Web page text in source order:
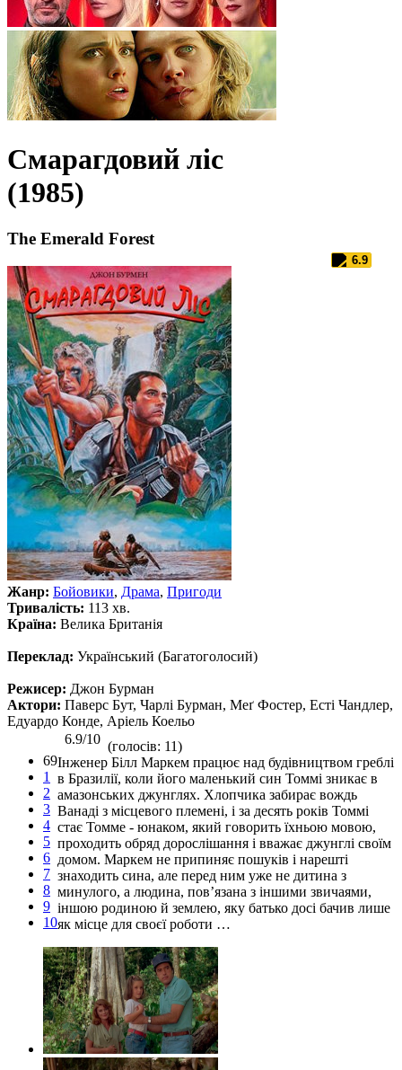
Смарагдовий ліс
(1985)
The Emerald Forest
6.9
Жанр: Бойовики, Драма, Пригоди
Тривалість: 113 хв.
Країна: Велика Британія
Переклад: Український (Багатоголосий)
Режисер: Джон Бурман
Актори: Паверс Бут, Чарлі Бурман, Меґ Фостер, Есті Чандлер,
Едуардо Конде, Аріель Коельо
69
1
2
3
4
5
6
7
8
9
10
6.9/10 (голосів: 11)
Інженер Білл Маркем працює над будівництвом греблі
в Бразилії, коли його маленький син Томмі зникає в
амазонських джунглях. Хлопчика забирає вождь
Ванаді з місцевого племені, і за десять років Томмі
стає Томме - юнаком, який говорить їхньою мовою,
проходить обряд дорослішання і вважає джунглі своїм
домом. Маркем не припиняє пошуків і нарешті
знаходить сина, але перед ним уже не дитина з
минулого, а людина, пов’язана з іншими звичаями,
іншою родиною й землею, яку батько досі бачив лише
як місце для своєї роботи …